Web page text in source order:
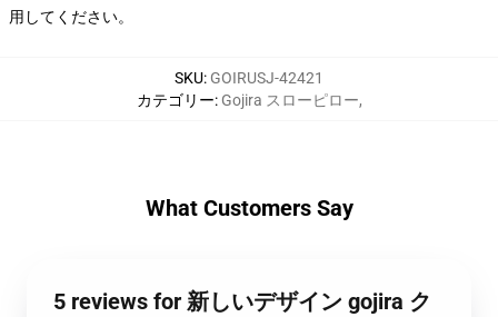
用してください。
SKU: GOIRUSJ-42421
カテゴリー: Gojira スローピロー,
What Customers Say
5 reviews for 新しいデザイン gojira ク